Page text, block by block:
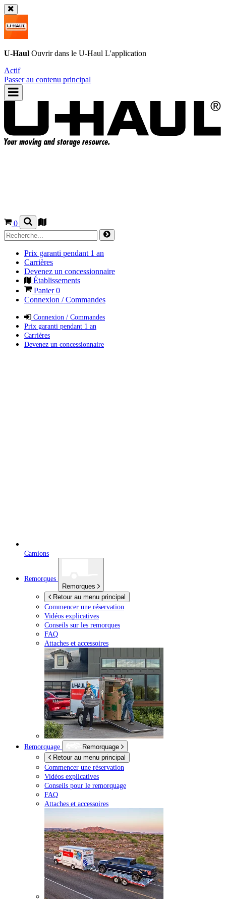
U-Haul Ouvrir dans le U-Haul L'application
Actif
Passer au contenu principal
0
Prix garanti pendant 1 an
Carrières
Devenez un concessionnaire
Établissements
Panier0
Connexion / Commandes
Connexion / Commandes
Prix garanti pendant 1 an
Carrières
Devenez un concessionnaire
Camions
Remorques
Remorques
Retour au menu principal
Commencer une réservation
Vidéos explicatives
Conseils sur les remorques
FAQ
Attaches et accessoires
Remorquage
Remorquage
Retour au menu principal
Commencer une réservation
Vidéos explicatives
Conseils pour le remorquage
FAQ
Attaches et accessoires